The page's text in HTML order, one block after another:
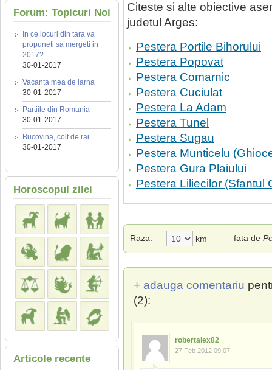
Forum: Topicuri Noi
In ce locuri din tara va
propuneti sa mergeti in
2017?
30-01-2017
Vacanta mea de iarna
30-01-2017
Partiile din Romania
30-01-2017
Bucovina, colt de rai
30-01-2017
Horoscopul zilei
Articole recente
Citeste si alte obiective
judetul Arges:
Pestera Portile Bihorului
Pestera Popovat
Pestera Comarnic
Pestera Cuciulat
Pestera La Adam
Pestera Tunel
Pestera Sugau
Pestera Munticelu
Pestera Gura Plaiului
Pestera Liliecilor (Sfantul
Raza: km fata de
+ adauga comentariu
(2):
robertalex82
27 Feb 2012 09:07